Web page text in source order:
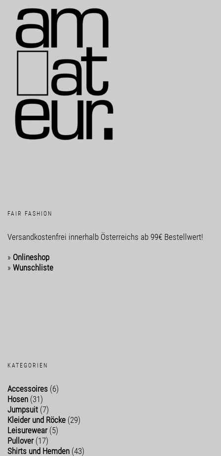
FAIR FASHION
Versandkostenfrei innerhalb Österreichs ab 99€ Bestellwert!
» Onlineshop
» Wunschliste
KATEGORIEN
Accessoires (6)
Hosen (31)
Jumpsuit (7)
Kleider und Röcke (29)
Leisurewear (5)
Pullover (17)
Shirts und Hemden (43)